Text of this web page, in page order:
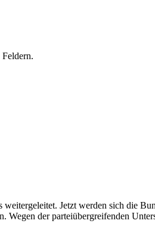
Jetzt werden sich die
der parteiübergreifenden